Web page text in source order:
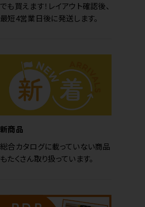
でも買えます！レイアウト確認後、
最短4営業日後に発送します。
新商品
総合カタログに載っていない商品
もたくさん取り扱っています。